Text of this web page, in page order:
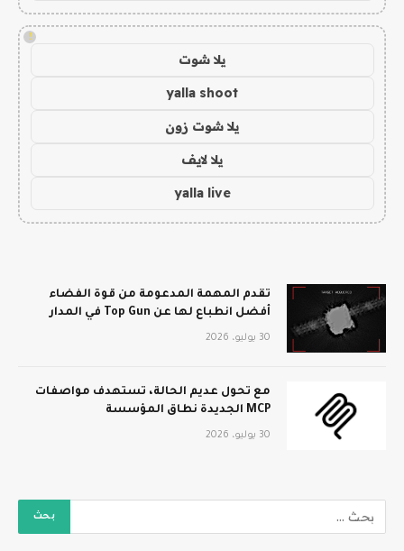
!
يلا شوت
yalla shoot
يلا شوت زون
يلا لايف
yalla live
تقدم المهمة المدعومة من قوة الفضاء
أفضل انطباع لها عن Top Gun في المدار
30 يوليو، 2026
مع تحول عديم الحالة، تستهدف مواصفات
MCP الجديدة نطاق المؤسسة
30 يوليو، 2026